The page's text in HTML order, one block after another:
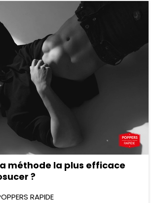
méthode la plus efficace
?
RAPIDE